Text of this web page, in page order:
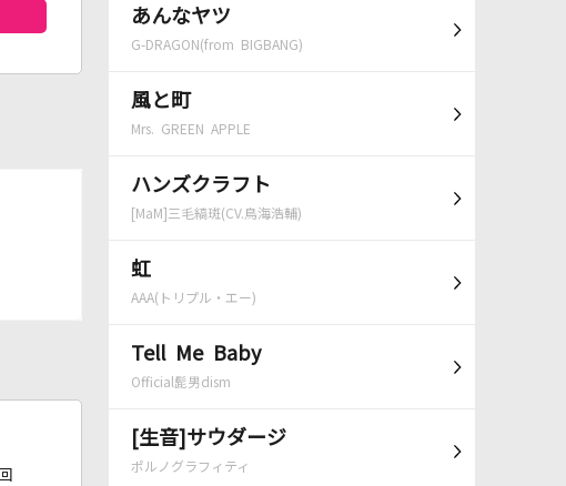
あんなヤツ
G-DRAGON(from BIGBANG)
風と町
Mrs. GREEN APPLE
ハンズクラフト
[MaM]三毛縞斑(CV.鳥海浩輔)
虹
AAA(トリプル・エー)
Tell Me Baby
Official髭男dism
[生音]サウダージ
ポルノグラフィティ
回